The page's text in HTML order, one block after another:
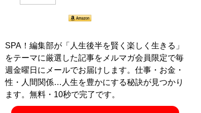
SPA！編集部が「人生後半を賢く楽しく生きる」
をテーマに厳選した記事をメルマガ会員限定で毎
週金曜日にメールでお届けします。仕事・お金・
性・人間関係…人生を豊かにする秘訣が見つかり
ます。無料・10秒で完了です。